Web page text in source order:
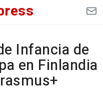
Infancia de
en Finlandia